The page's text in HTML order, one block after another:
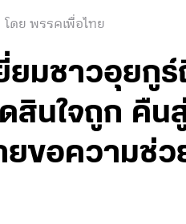
โดย พรรคเพื่อไทย
ยี่ยมชาวอุย
สินใจถูก คืน
ยขอความช่ว